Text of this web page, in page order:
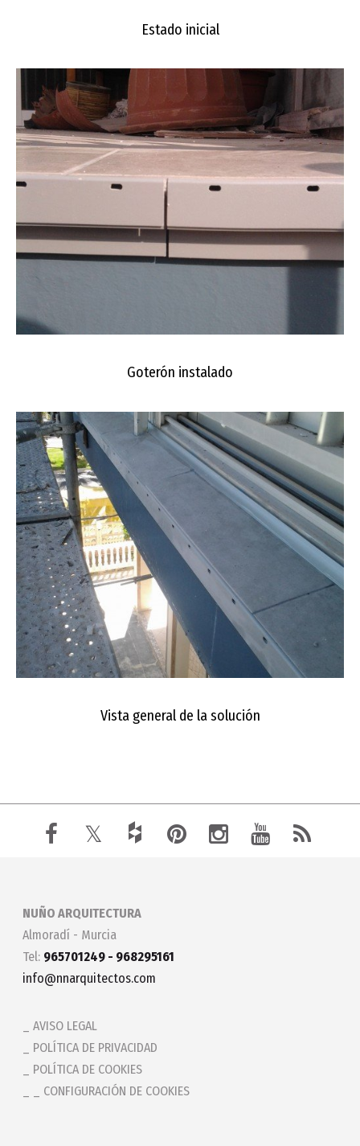
Estado inicial
Goterón instalado
Vista general de la solución
NUÑO ARQUITECTURA
Almoradí - Murcia
Tel: 965701249 - 968295161
info@nnarquitectos.com
AVISO LEGAL
POLÍTICA DE PRIVACIDAD
POLÍTICA DE COOKIES
_ CONFIGURACIÓN DE COOKIES